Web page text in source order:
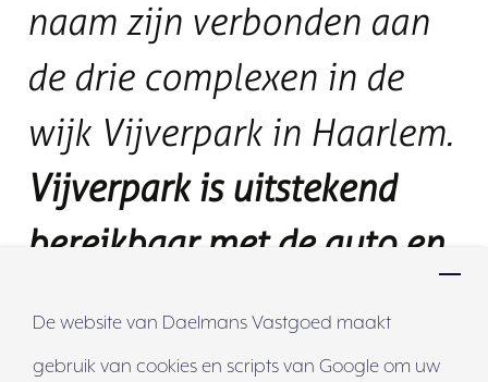
De website van Daelmans Vastgoed maakt
gebruik van cookies en scripts van Google om uw
naam zijn verbonden aan
de drie complexen in de
wijk Vijverpark in Haarlem.
Vijverpark is uitstekend
bereikbaar met de auto en
fietsend bereik je binnen